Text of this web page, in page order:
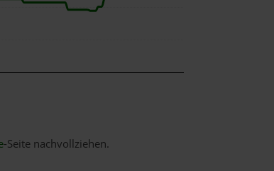
-Seite nachvollziehen.